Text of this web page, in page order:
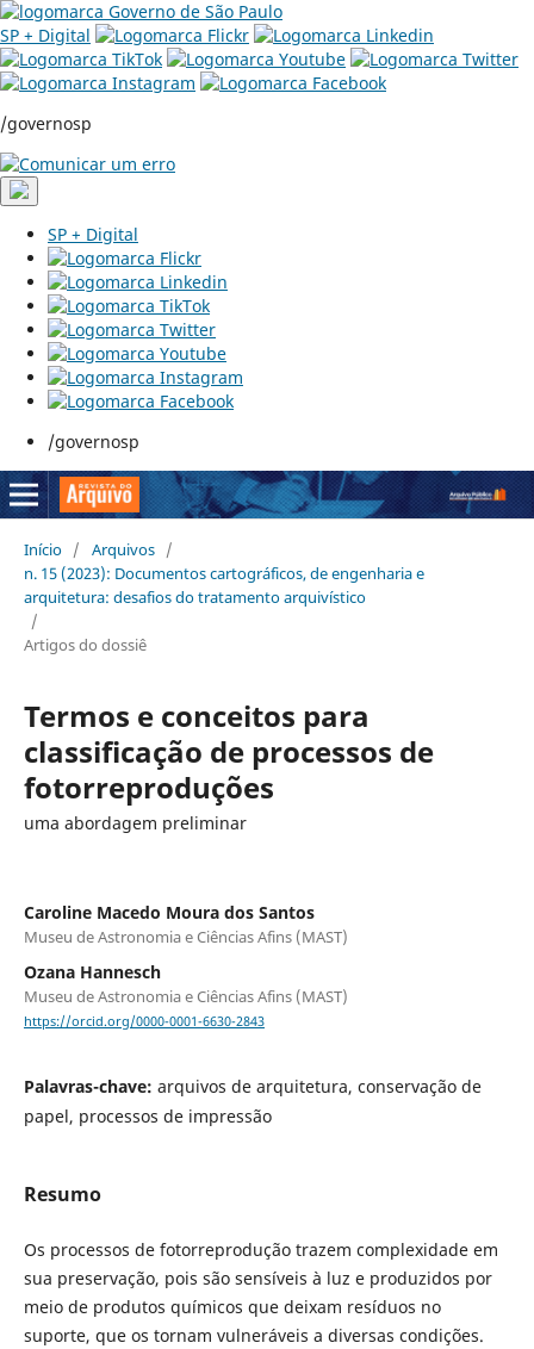
SP + Digital
/governosp
SP + Digital
/governosp
Início / Arquivos /
n. 15 (2023): Documentos cartográficos, de engenharia e
arquitetura: desafios do tratamento arquivístico
/
Artigos do dossiê
Termos e conceitos para
classificação de processos de
fotorreproduções
uma abordagem preliminar
Caroline Macedo Moura dos Santos
Museu de Astronomia e Ciências Afins (MAST)
Ozana Hannesch
Museu de Astronomia e Ciências Afins (MAST)
https://orcid.org/0000-0001-6630-2843
Palavras-chave: arquivos de arquitetura, conservação de
papel, processos de impressão
Resumo
Os processos de fotorreprodução trazem complexidade em
sua preservação, pois são sensíveis à luz e produzidos por
meio de produtos químicos que deixam resíduos no
suporte, que os tornam vulneráveis a diversas condições.